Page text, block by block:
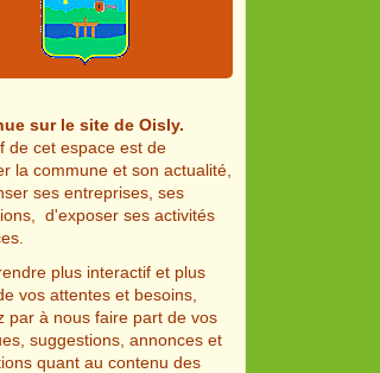
sur le site de Oisly.
de cet espace est de
la commune et son actualité,
ses entreprises, ses
d'exposer ses activités
plus interactif et plus
vos attentes et besoins,
par à nous faire part de vos
suggestions, annonces et
quant au contenu des